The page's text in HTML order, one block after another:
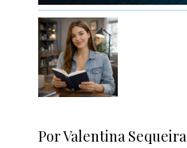
Por Valentina Sequeira